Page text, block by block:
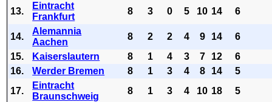
13.
Eintracht
Frankfurt
8 3 0 5 10 14 6
14.
Alemannia
Aachen
8 2 2 4 9 14
6
15.
Kaiserslautern 8 1 4 3 7 12
6
16.
Werder Bremen 8 1 3 4 8 14
5
17.
Eintracht
Braunschweig
8 1 3 4 10 18 5